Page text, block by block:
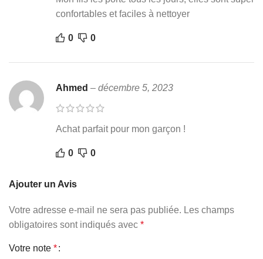
confortables et faciles à nettoyer
0 0
Ahmed – décembre 5, 2023
Achat parfait pour mon garçon !
0 0
Ajouter un Avis
Votre adresse e-mail ne sera pas publiée. Les champs
obligatoires sont indiqués avec *
Votre note *